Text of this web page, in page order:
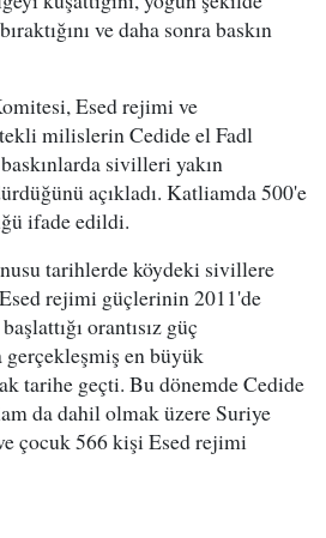
ve daha sonra baskın
Esed rejimi ve
milislerin Cedide el Fadl
sivilleri yakın
açıkladı. Katliamda 500'e
ifade edildi.
tarihlerde köydeki sivillere
rejimi güçlerinin 2011'de
orantısız güç
gerçekleşmiş en büyük
tarihe geçti. Bu dönemde Cedide
da dahil olmak üzere Suriye
çocuk 566 kişi Esed rejimi